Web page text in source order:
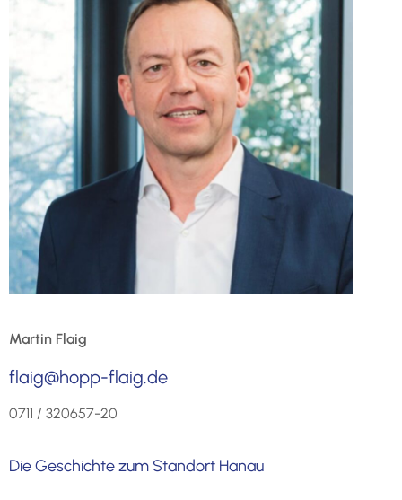
Martin Flaig
flaig@hopp-flaig.de
0711 / 320657-20
Die Geschichte zum Standort Hanau